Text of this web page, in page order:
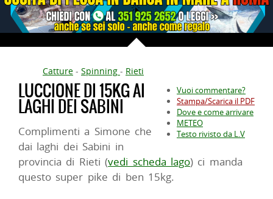
Catture - Spinning - Rieti
Vuoi commentare?
Stampa/Scarica il PDF
Dove e come arrivare
METEO
Testo rivisto da L.V
LUCCIONE DI 15KG AI
LAGHI DEI SABINI
Complimenti a Simone che
dai laghi dei Sabini in
provincia di Rieti (vedi scheda lago) ci manda
questo super pike di ben 15kg.